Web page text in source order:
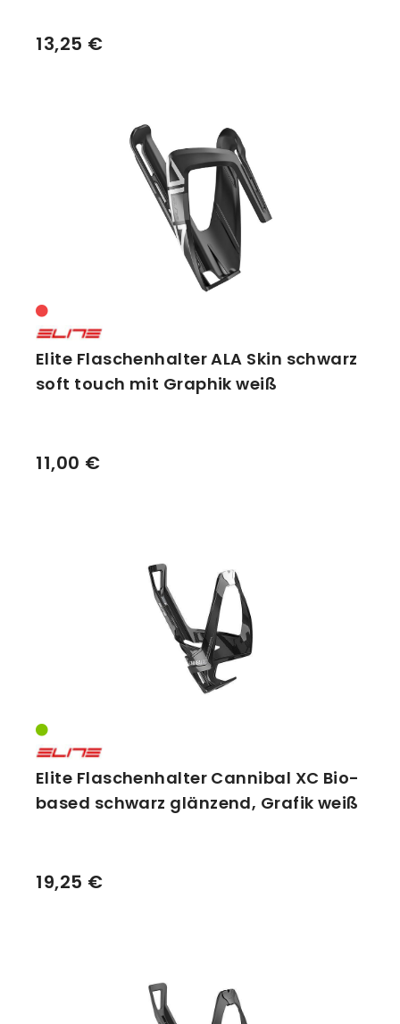
13,25 €
Elite Flaschenhalter ALA Skin schwarz
soft touch mit Graphik weiß
11,00 €
Elite Flaschenhalter Cannibal XC Bio-
based schwarz glänzend, Grafik weiß
19,25 €